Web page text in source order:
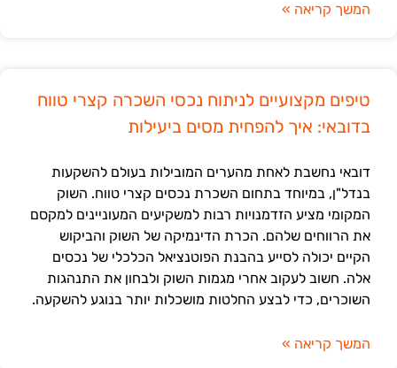
המשך קריאה »
טיפים מקצועיים לניתוח נכסי השכרה קצרי טווח
בדובאי: איך להפחית מסים ביעילות
דובאי נחשבת לאחת מהערים המובילות בעולם להשקעות
בנדל"ן, במיוחד בתחום השכרת נכסים קצרי טווח. השוק
המקומי מציע הזדמנויות רבות למשקיעים המעוניינים למקסם
את הרווחים שלהם. הכרת הדינמיקה של השוק והביקוש
הקיים יכולה לסייע בהבנת הפוטנציאל הכלכלי של נכסים
אלה. חשוב לעקוב אחרי מגמות השוק ולבחון את התנהגות
השוכרים, כדי לבצע החלטות מושכלות יותר בנוגע להשקעה.
המשך קריאה »